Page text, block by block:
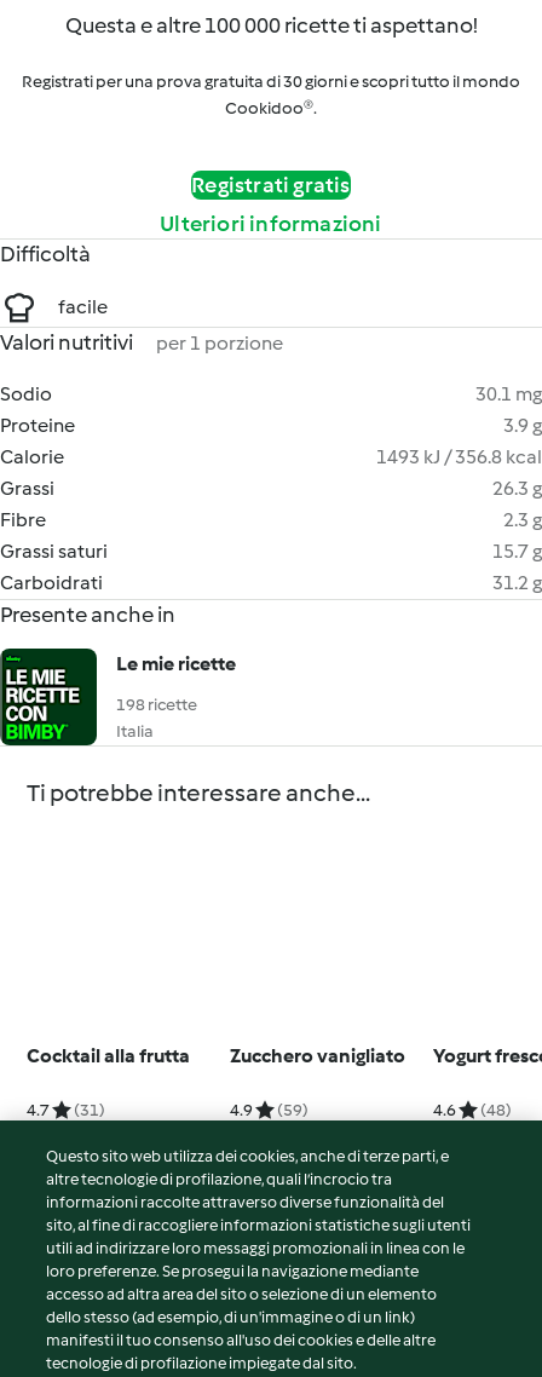
Questa e altre 100 000 ricette ti aspettano!
Registrati per una prova gratuita di 30 giorni e scopri tutto il mondo
Cookidoo®.
Registrati gratis
Ulteriori informazioni
Difficoltà
facile
Valori nutritivi per 1 porzione
Sodio
30.1 mg
Proteine
3.9 g
Calorie
1493 kJ / 356.8 kcal
Grassi
26.3 g
Fibre
2.3 g
Grassi saturi
15.7 g
Carboidrati
31.2 g
Presente anche in
Le mie ricette
198 ricette
Italia
Ti potrebbe interessare anche...
Cocktail alla frutta
4.7 (31)
Zucchero vanigliato
4.9 (59)
Yogurt
4.6 (48)
© Copyright 2026
Termini del servizio
Informativa sulla privacy
Avvertenze generali
Note legali
Questo sito web utilizza dei cookies, anche di terze parti, e
altre tecnologie di profilazione, quali l’incrocio tra
informazioni raccolte attraverso diverse funzionalità del
sito, al fine di raccogliere informazioni statistiche sugli utenti
utili ad indirizzare loro messaggi promozionali in linea con le
loro preferenze. Se prosegui la navigazione mediante
accesso ad altra area del sito o selezione di un elemento
dello stesso (ad esempio, di un'immagine o di un link)
manifesti il tuo consenso all'uso dei cookies e delle altre
tecnologie di profilazione impiegate dal sito.